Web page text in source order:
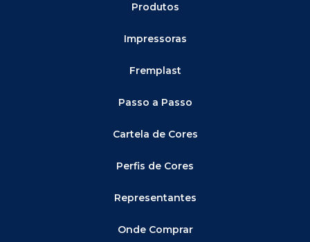
Produtos
Impressoras
Fremplast
Passo a Passo
Cartela de Cores
Perfis de Cores
Representantes
Onde Comprar